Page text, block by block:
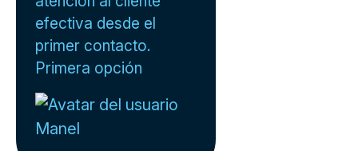
efectiva desde el
primer contacto.
Primera opción
Manel